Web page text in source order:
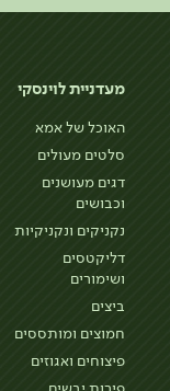
מעדניית לוינסקי
האוכל של אמא
סלטים מעולים
דגים מעושנים
וכבושים
נקניקים ונקניקיות
דליקטסים
ושימורים
ביצים
חמוצים ומותססים
פיצוחים ואגוזים